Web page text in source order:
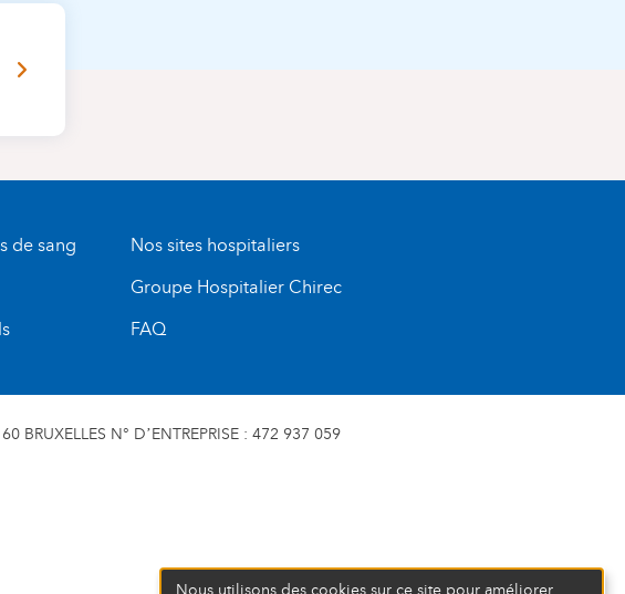
de sang
Nos sites hospitaliers
Groupe Hospitalier Chirec
FAQ
BRUXELLES N° D’ENTREPRISE : 472 937 059
Nous utilisons des cookies sur ce site pour améliorer